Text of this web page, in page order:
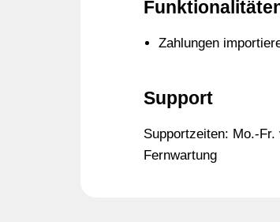
Zahlungen
Support
Supportzeiten: Mo.-
Fernwartung